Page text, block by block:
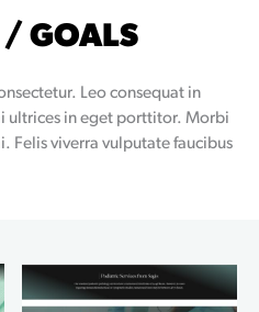
/ GOALS
Leo consequat in
ultrices in eget porttitor. Morbi
Felis viverra vulputate faucibus